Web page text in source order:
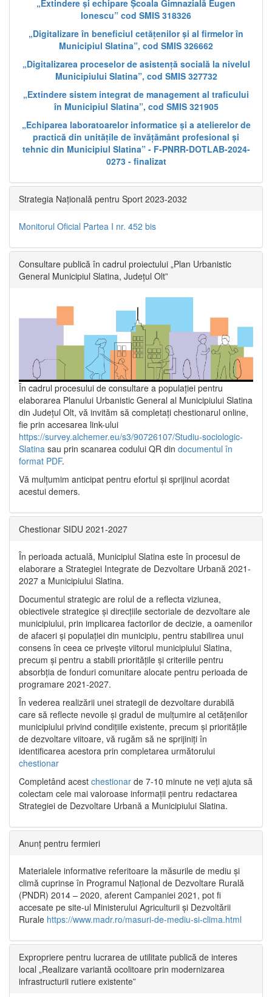
„Extindere și echipare Școala Gimnazială Eugen
Ionescu” cod SMIS 318326
„Digitalizare în beneficiul cetățenilor și al firmelor în
Municipiul Slatina”, cod SMIS 326662
„Digitalizarea proceselor de asistență socială la nivelul
Municipiului Slatina”, cod SMIS 327732
„Extindere sistem integrat de management al traficului
în Municipiul Slatina”, cod SMIS 321905
„Echiparea laboratoarelor informatice și a atelierelor de
practică din unitățile de învățământ profesional și
tehnic din Municipiul Slatina” - F-PNRR-DOTLAB-2024-
0273 - finalizat
Strategia Națională pentru Sport 2023-2032
Monitorul Oficial Partea I nr. 452 bis
Consultare publică în cadrul proiectului „Plan Urbanistic
General Municipiul Slatina, Județul Olt”
În cadrul procesului de consultare a populaţiei pentru
elaborarea Planului Urbanistic General al Municipiului Slatina
din Județul Olt, vă invităm să completați chestionarul online,
fie prin accesarea link-ului
https://survey.alchemer.eu/s3/90726107/Studiu-sociologic-
Slatina sau prin scanarea codului QR din documentul în
format PDF.
Vă mulţumim anticipat pentru efortul şi sprijinul acordat
acestui demers.
Chestionar SIDU 2021-2027
În perioada actuală, Municipiul Slatina este în procesul de
elaborare a Strategiei Integrate de Dezvoltare Urbană 2021‐
2027 a Municipiului Slatina.
Documentul strategic are rolul de a reflecta viziunea,
obiectivele strategice și direcțiile sectoriale de dezvoltare ale
municipiului, prin implicarea factorilor de decizie, a oamenilor
de afaceri și populației din municipiu, pentru stabilirea unui
consens în ceea ce privește viitorul municipiului Slatina,
precum și pentru a stabili prioritățile și criteriile pentru
absorbția de fonduri comunitare alocate pentru perioada de
programare 2021-2027.
În vederea realizării unei strategii de dezvoltare durabilă
care să reflecte nevoile și gradul de mulțumire al cetățenilor
municipiului privind condițiile existente, precum și prioritățile
de dezvoltare viitoare, vă rugăm să ne sprijiniți în
identificarea acestora prin completarea următorului
chestionar
Completând acest chestionar de 7-10 minute ne veți ajuta să
colectam cele mai valoroase informații pentru redactarea
Strategiei de Dezvoltare Urbană a Municipiului Slatina.
Anunț pentru fermieri
Materialele informative referitoare la măsurile de mediu și
climă cuprinse în Programul Național de Dezvoltare Rurală
(PNDR) 2014 – 2020, aferent Campaniei 2021, pot fi
accesate pe site-ul Ministerului Agriculturii și Dezvoltării
Rurale https://www.madr.ro/masuri-de-mediu-si-clima.html
Expropriere pentru lucrarea de utilitate publică de interes
local „Realizare variantă ocolitoare prin modernizarea
infrastructurii rutiere existente”